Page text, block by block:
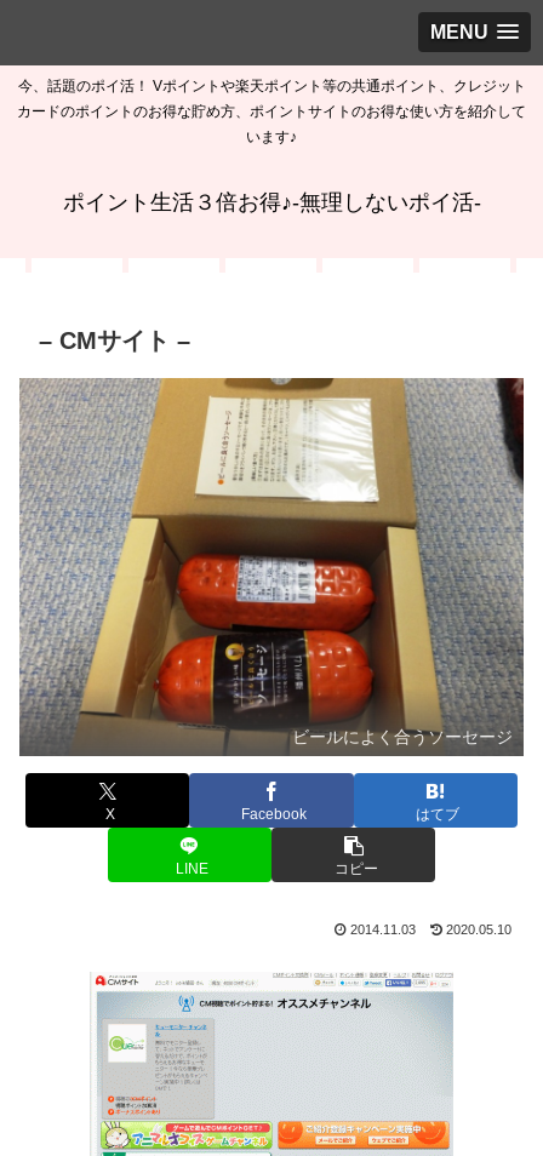
MENU
今、話題のポイ活！ Vポイントや楽天ポイント等の共通ポイント、クレジット
カードのポイントのお得な貯め方、ポイントサイトのお得な使い方を紹介して
います♪
ポイント生活３倍お得♪-無理しないポイ活-
– CMサイト –
ビールによく合うソーセージ
X Facebook はてブ
LINE コピー
2014.11.03 2020.05.10